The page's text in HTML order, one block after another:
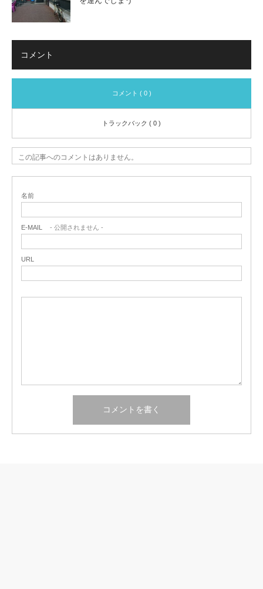
コメント
コメント ( 0 )
トラックバック ( 0 )
この記事へのコメントはありません。
名前
E-MAIL - 公開されません -
URL